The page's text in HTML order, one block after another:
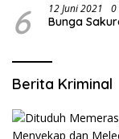
6 12 Juni 2021 0
Bunga
Berita Kriminal